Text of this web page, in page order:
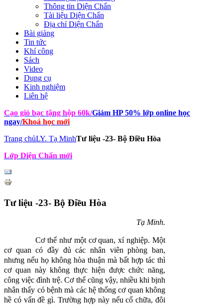
Thông tin Diện Chẩn
Tài liệu Diện Chẩn
Địa chỉ Diện Chẩn
Bài giảng
Tin tức
Khí công
Sách
Video
Dụng cụ
Kinh nghiệm
Liên hệ
Cạo gió bạc tặng hộp 60k/Giảm HP 50% lớp online học
ngay/Khoá học mới
Trang chủLY. Tạ MinhTư liệu -23- Bộ Điều Hòa
Lớp Diện Chẩn mới
Tư liệu -23- Bộ Điều Hòa
Tạ Minh.
Cơ thể như một cơ quan, xí nghiệp. Một
cơ quan có đầy đủ các nhân viên phòng ban,
nhưng nếu họ không hòa thuận mà bất hợp tác thì
cơ quan này không thực hiện được chức năng,
công việc đình trệ. Cơ thể cũng vậy, nhiều khi bịnh
nhân thấy có bệnh mà các hệ thống cơ quan không
hề có vấn đề gì. Trường hợp này nếu cố chữa, đôi